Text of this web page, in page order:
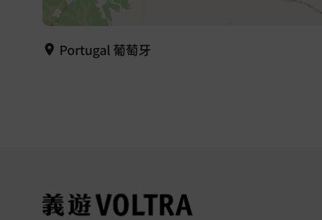
Portugal 葡萄牙